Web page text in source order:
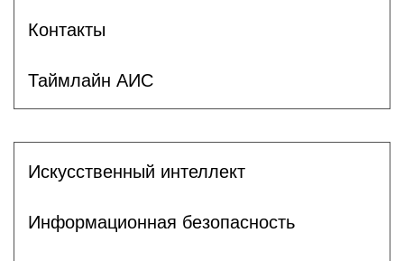
Контакты
Таймлайн АИС
Искусственный интеллект
Информационная безопасность